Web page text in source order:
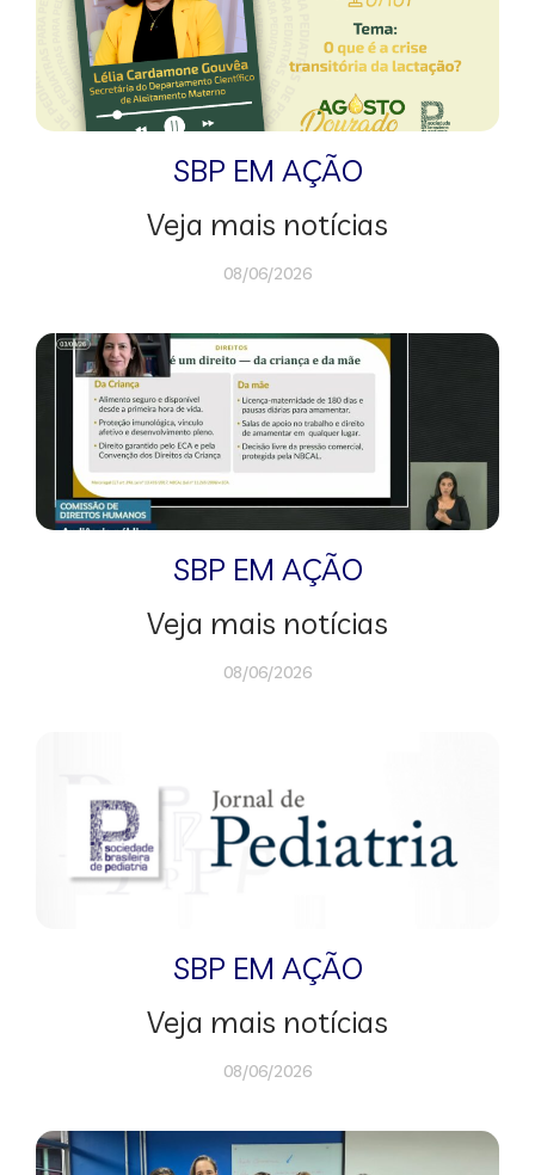
SBP EM AÇÃO
Veja mais notícias
08/06/2026
SBP EM AÇÃO
Veja mais notícias
08/06/2026
SBP EM AÇÃO
Veja mais notícias
08/06/2026